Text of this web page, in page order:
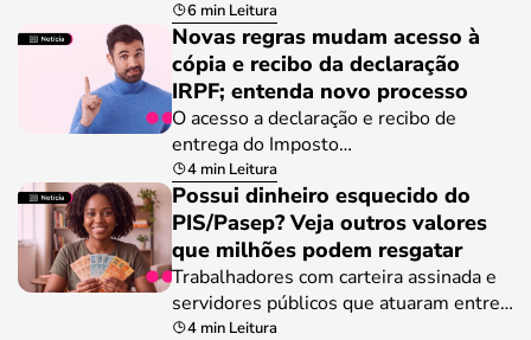
6 min Leitura
Novas regras mudam acesso à
cópia e recibo da declaração
IRPF; entenda novo processo
O acesso a declaração e recibo de
entrega do Imposto…
4 min Leitura
Possui dinheiro esquecido do
PIS/Pasep? Veja outros valores
que milhões podem resgatar
Trabalhadores com carteira assinada e
servidores públicos que atuaram entre…
4 min Leitura